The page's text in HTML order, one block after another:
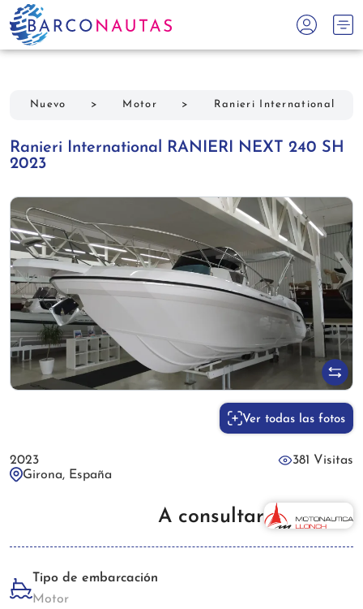
Nuevo > Motor > Ranieri International
Ranieri International RANIERI NEXT 240 SH
2023
Ver todas las fotos
2023
381 Visitas
Girona, España
A consultar
Tipo de embarcación
Motor